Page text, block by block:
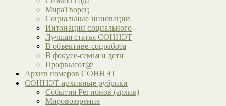
МираТворец
Социальные инновации
Интонации социального
Лучшая статья СОННЭТ
В объективе-соцработа
В фокусе-семья и дети
Профвысот@
Архив номеров СОННЭТ
СОННЭТ-архивные рубрики
События Регионов (архив)
Мировоззрение